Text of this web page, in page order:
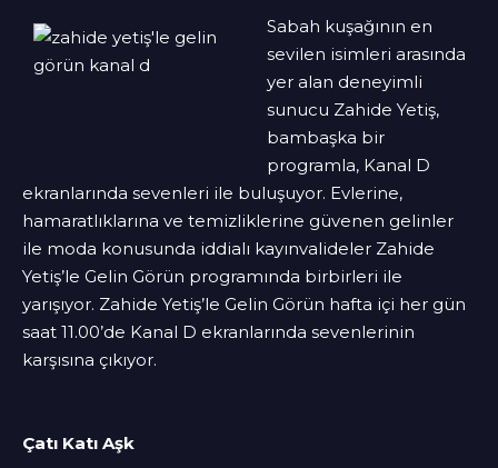
Sabah kuşağının en
sevilen isimleri arasında
yer alan deneyimli
sunucu Zahide Yetiş,
bambaşka bir
programla, Kanal D
ekranlarında sevenleri ile buluşuyor. Evlerine,
hamaratlıklarına ve temizliklerine güvenen gelinler
ile moda konusunda iddialı kayınvalideler Zahide
Yetiş’le Gelin Görün programında birbirleri ile
yarışıyor. Zahide Yetiş’le Gelin Görün hafta içi her gün
saat 11.00’de Kanal D ekranlarında sevenlerinin
karşısına çıkıyor.
Çatı Katı Aşk